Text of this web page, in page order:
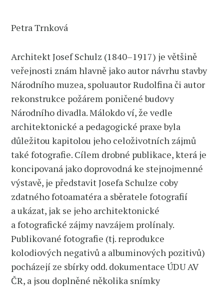
Petra Trnková
Architekt Josef Schulz (1840–1917) je většině
veřejnosti znám hlavně jako autor návrhu stavby
Národního muzea, spoluautor Rudolfina či autor
rekonstrukce požárem poničené budovy
Národního divadla. Málokdo ví, že vedle
architektonické a pedagogické praxe byla
důležitou kapitolou jeho celoživotních zájmů
také fotografie. Cílem drobné publikace, která je
koncipovaná jako doprovodná ke stejnojmenné
výstavě, je představit Josefa Schulze coby
zdatného fotoamatéra a sběratele fotografií
a ukázat, jak se jeho architektonické
a fotografické zájmy navzájem prolínaly.
Publikované fotografie (tj. reprodukce
kolodiových negativů a albuminových pozitivů)
pocházejí ze sbírky odd. dokumentace ÚDU AV
ČR, a jsou doplněné několika snímky